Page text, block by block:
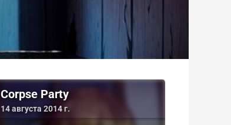
Corpse Party
14 августа 2014 г.